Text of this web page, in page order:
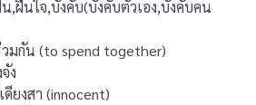
,ฝืนใจ,บังคับ(บังคับตัวเอง,บังคับคน
มกัน (to spend together)
ง
ยงสา (innocent)